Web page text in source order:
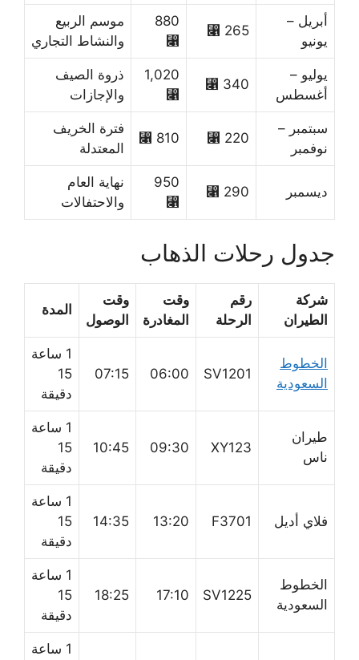
أبريل –
يونيو
265 ⃁
880
⃁
موسم الربيع
والنشاط التجاري
يوليو –
أغسطس
340 ⃁
1,020
⃁
ذروة الصيف
والإجازات
سبتمبر –
نوفمبر
220 ⃁
810 ⃁
فترة الخريف
المعتدلة
ديسمبر 290 ⃁
950
⃁
نهاية العام
والاحتفالات
جدول رحلات الذهاب
شركة
الطيران
رقم
الرحلة
وقت
المغادرة
وقت
الوصول
المدة
الخطوط
السعودية
SV1201
06:00
07:15
1 ساعة
15
دقيقة
طيران
ناس
XY123
09:30
10:45
1 ساعة
15
دقيقة
فلاي أديل F3701
13:20
14:35
1 ساعة
15
دقيقة
الخطوط
السعودية
SV1225
17:10
18:25
1 ساعة
15
دقيقة
1 ساعة